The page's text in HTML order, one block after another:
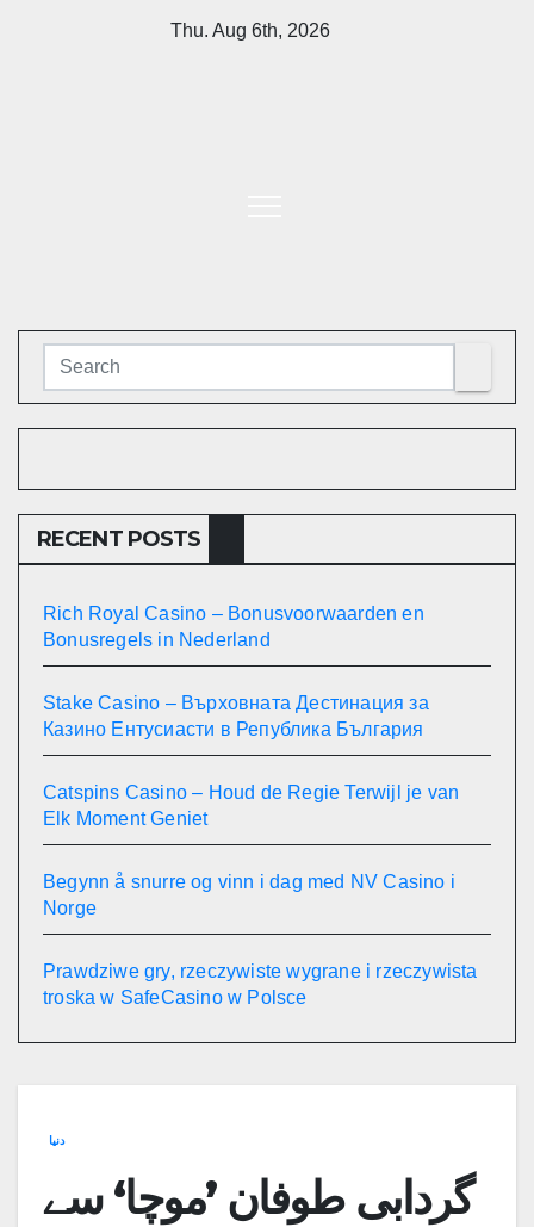
Thu. Aug 6th, 2026
RECENT POSTS
Rich Royal Casino – Bonusvoorwaarden en
Bonusregels in Nederland
Stake Casino – Върховната Дестинация за
Казино Ентусиасти в Република България
Catspins Casino – Houd de Regie Terwijl je van
Elk Moment Geniet
Begynn å snurre og vinn i dag med NV Casino i
Norge
Prawdziwe gry, rzeczywiste wygrane i rzeczywista
troska w SafeCasino w Polsce
دنیا
گردابی طوفان ’موچا‘ سے